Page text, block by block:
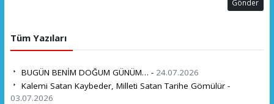
Gönder
Tüm Yazıları
BUGÜN BENİM DOĞUM GÜNÜM… - 24.07.2026
Kalemi Satan Kaybeder, Milleti Satan Tarihe Gömülür -
03.07.2026